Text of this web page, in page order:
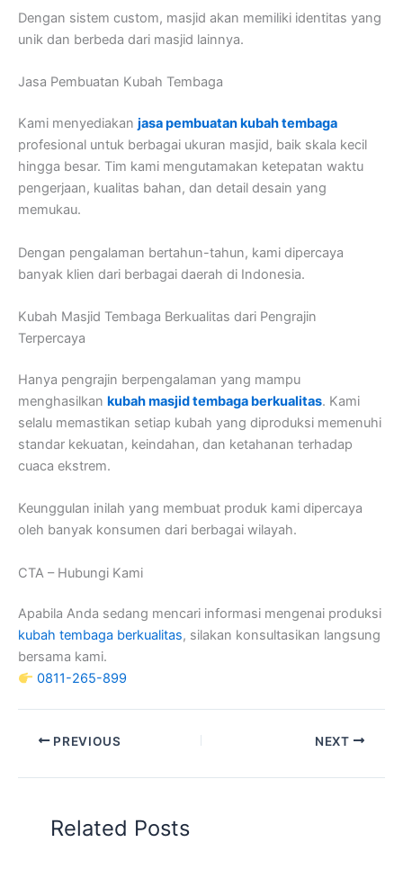
Dengan sistem custom, masjid akan memiliki identitas yang
unik dan berbeda dari masjid lainnya.
Jasa Pembuatan Kubah Tembaga
Kami menyediakan jasa pembuatan kubah tembaga
profesional untuk berbagai ukuran masjid, baik skala kecil
hingga besar. Tim kami mengutamakan ketepatan waktu
pengerjaan, kualitas bahan, dan detail desain yang
memukau.
Dengan pengalaman bertahun-tahun, kami dipercaya
banyak klien dari berbagai daerah di Indonesia.
Kubah Masjid Tembaga Berkualitas dari Pengrajin
Terpercaya
Hanya pengrajin berpengalaman yang mampu
menghasilkan kubah masjid tembaga berkualitas. Kami
selalu memastikan setiap kubah yang diproduksi memenuhi
standar kekuatan, keindahan, dan ketahanan terhadap
cuaca ekstrem.
Keunggulan inilah yang membuat produk kami dipercaya
oleh banyak konsumen dari berbagai wilayah.
CTA – Hubungi Kami
Apabila Anda sedang mencari informasi mengenai produksi
kubah tembaga berkualitas, silakan konsultasikan langsung
bersama kami.
0811-265-899
PREVIOUS NEXT
Related Posts